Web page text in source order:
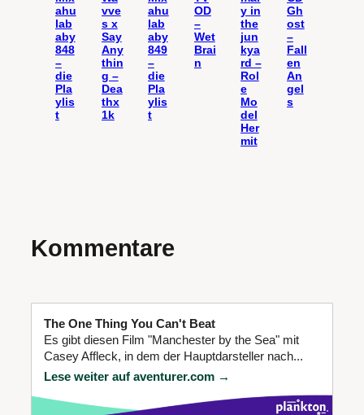
ahu
lab
aby
848
–
die
Pla
ylis
t
vve
s x
Say
Any
thin
g –
Dea
thx
1k
ahu
lab
aby
849
–
die
Pla
ylis
t
OD
–
Wet
Brai
n
y in
the
jun
kya
rd –
Rol
e
Mo
del
Her
mit
Gh
ost
–
Fall
en
An
gel
s
Kommentare
The One Thing You Can't Beat
Es gibt diesen Film "Manchester by the Sea" mit
Casey Affleck, in dem der Hauptdarsteller nach...
Lese weiter auf aventurer.com →